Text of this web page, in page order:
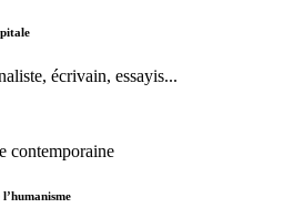
écrivain, essayis...
contemporaine